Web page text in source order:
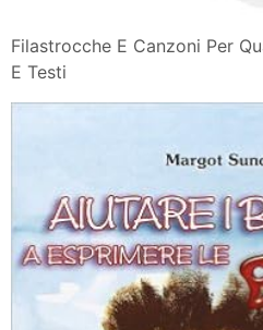
Filastrocche E Canzoni Per
E Testi